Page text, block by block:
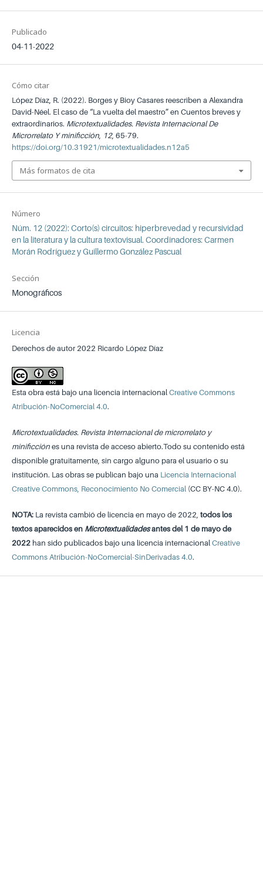
Publicado
04-11-2022
Número
Núm. 12 (2022): Corto(s) circuitos: hiperbrevedad y recursividad
en la literatura y la cultura textovisual. Coordinadores: Carmen
Morán Rodríguez y Guillermo González Pascual
Sección
Monográficos
Licencia
Derechos de autor 2022 Ricardo López Díaz
Esta obra está bajo una licencia internacional Creative Commons
Atribución-NoComercial 4.0.
Microtextualidades. Revista Internacional de microrrelato y
minificciónes una revista de acceso abierto.Todo su contenido está
disponible gratuitamente, sin cargo alguno para el usuario o su
institución. Las obras se publican bajo una Licencia Internacional
Creative Commons, Reconocimiento No Comercial (CC BY-NC 4.0).
NOTA:La revista cambió de licencia en mayo de 2022, todos los
textos aparecidos en Microtextualidadesantes del 1 de mayo de
2022han sido publicados bajo una licencia internacional Creative
Commons Atribución-NoComercial-SinDerivadas 4.0.
Cómo citar
López Díaz, R. (2022). Borges y Bioy Casares reescriben a Alexandra
David-Néel. El caso de “La vuelta del maestro” en Cuentos breves y
extraordinarios. Microtextualidades. Revista Internacional De
Microrrelato Y minificción, 12, 65-79.
https://doi.org/10.31921/microtextualidades.n12a5
Más formatos de cita